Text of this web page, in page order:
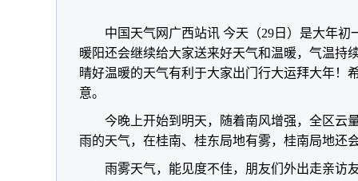
中国天气网广西站讯 今天（29日）是大年
暖阳还会继续给大家送来好天气和温暖，气温持
晴好温暖的天气有利于大家出门行大运拜大年！
意。
今晚上开始到明天，随着南风增强，全区云
雨的天气，在桂南、桂东局地有雾，桂南局地还
雨雾天气，能见度不佳，朋友们外出走亲访